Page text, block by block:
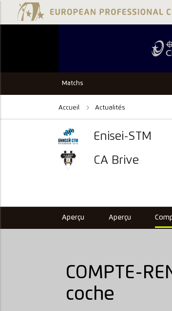
Matchs
Accueil Actualités
Enisei-STM
CA Brive
Aperçu Aperçu
COMPTE-
coche